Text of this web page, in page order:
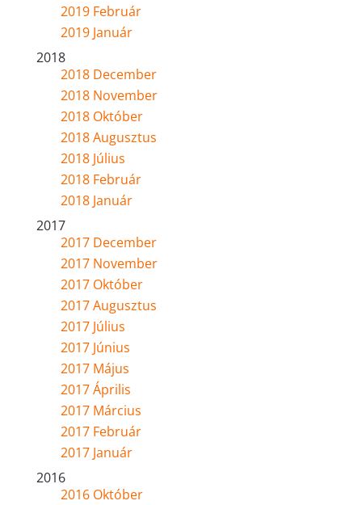
2019 Február
2019 Január
2018
2018 December
2018 November
2018 Október
2018 Augusztus
2018 Július
2018 Február
2018 Január
2017
2017 December
2017 November
2017 Október
2017 Augusztus
2017 Július
2017 Június
2017 Május
2017 Április
2017 Március
2017 Február
2017 Január
2016
2016 Október